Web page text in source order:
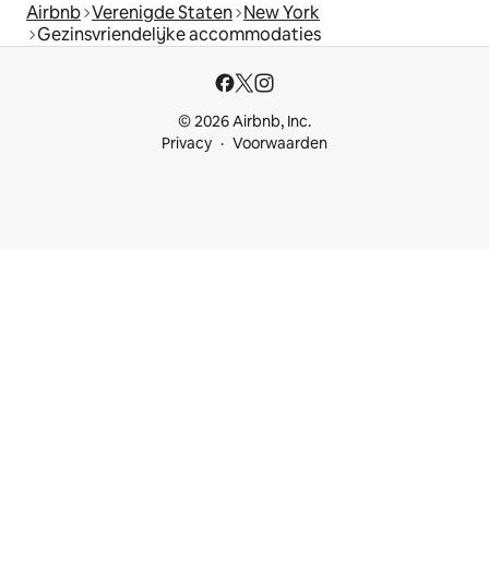
Airbnb Verenigde Staten New York
Gezinsvriendelijke accommodaties
© 2026 Airbnb, Inc.
Privacy
Voorwaarden